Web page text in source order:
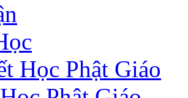
Học Phật Giáo